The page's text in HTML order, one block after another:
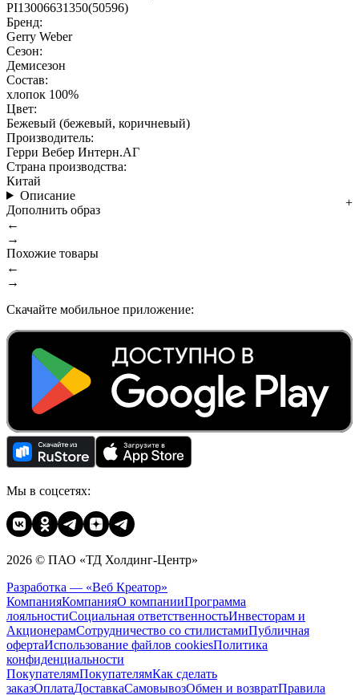
PI13006631350(50596)
Бренд:
Gerry Weber
Сезон:
Демисезон
Состав:
хлопок 100%
Цвет:
Бежевый (бежевый, коричневый)
Производитель:
Герри Вебер Интерн.АГ
Страна производства:
Китай
Описание
Дополнить образ
←
→
Похожие товары
←
→
Скачайте мобильное приложение:
Мы в соцсетях:
2026 © ПАО «ТД Холдинг-Центр»
Разработка — «Веб Креатор»
КомпанияКомпанияО компанииПрограмма
лояльностиСоциальная ответственностьИнвесторам и
АкционерамСотрудничество со стилистамиПубличная
офертаИспользование файлов cookiesПолитика
конфиденциальности
ПокупателямПокупателямКак сделать
заказОплатаДоставкаCамовывозОбмен и возвратПравила